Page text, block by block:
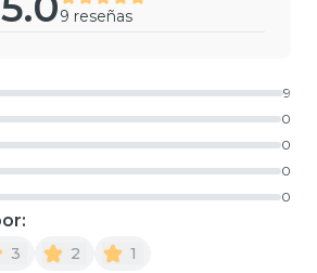
9 reseñas
9
0
0
0
0
3 2 1